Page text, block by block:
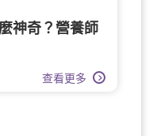
神奇？營養師
查看更多